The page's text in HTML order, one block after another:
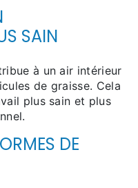
SAIN
à un air intérieur
de graisse. Cela
plus sain et plus
DE